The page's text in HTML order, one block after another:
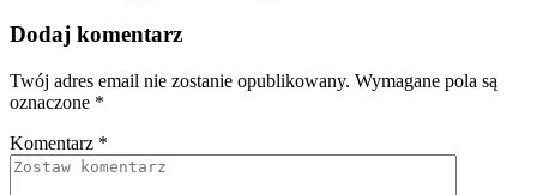
Dodaj komentarz
Twój adres email nie zostanie opublikowany. Wymagane pola są
oznaczone *
Komentarz *